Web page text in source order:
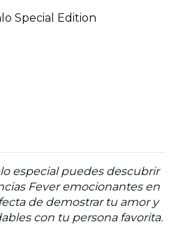
Special Edition
especial puedes descubrir
Fever emocionantes en
de demostrar tu amor y
con tu persona favorita.